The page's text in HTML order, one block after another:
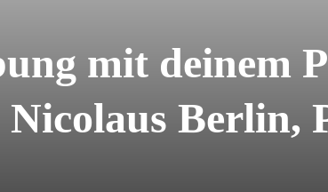
mit deinem
Nicolaus Berlin,